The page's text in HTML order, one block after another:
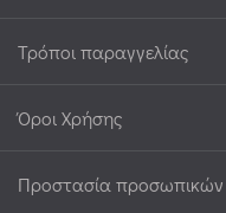
Τρόποι παραγγελίας
Όροι Χρήσης
Προστασία προσωπικών